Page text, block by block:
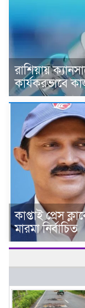
রাশিয়ায়
কার্যকরভাবে
কাপ্তাই প্রেস
মারমা নির্বাচিত